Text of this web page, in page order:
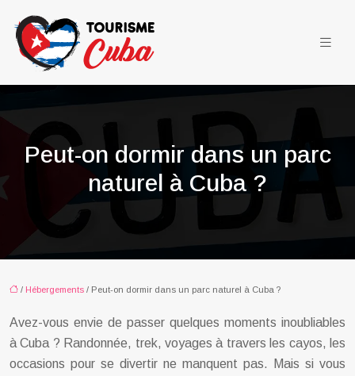
Peut-on dormir dans un parc
naturel à Cuba ?
/ Hébergements / Peut-on dormir dans un parc naturel à Cuba ?
Avez-vous envie de passer quelques moments inoubliables
à Cuba ? Randonnée, trek, voyages à travers les cayos, les
occasions pour se divertir ne manquent pas. Mais si vous